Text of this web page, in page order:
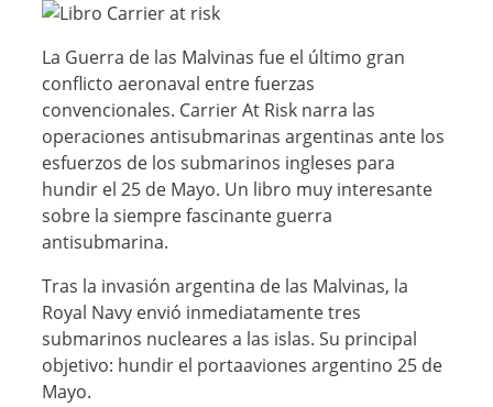
La Guerra de las Malvinas fue el último gran
conflicto aeronaval entre fuerzas
convencionales. Carrier At Risk narra las
operaciones antisubmarinas argentinas ante los
esfuerzos de los submarinos ingleses para
hundir el 25 de Mayo. Un libro muy interesante
sobre la siempre fascinante guerra
antisubmarina.
Tras la invasión argentina de las Malvinas, la
Royal Navy envió inmediatamente tres
submarinos nucleares a las islas. Su principal
objetivo: hundir el portaaviones argentino 25 de
Mayo.